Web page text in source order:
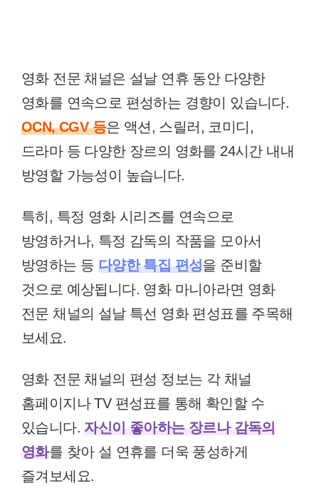
영화 전문 채널은 설날 연휴 동안 다양한
영화를 연속으로 편성하는 경향이 있습니다.
OCN, CGV 등은 액션, 스릴러, 코미디,
드라마 등 다양한 장르의 영화를 24시간 내내
방영할 가능성이 높습니다.
특히, 특정 영화 시리즈를 연속으로
방영하거나, 특정 감독의 작품을 모아서
방영하는 등 다양한 특집 편성을 준비할
것으로 예상됩니다. 영화 마니아라면 영화
전문 채널의 설날 특선 영화 편성표를 주목해
보세요.
영화 전문 채널의 편성 정보는 각 채널
홈페이지나 TV 편성표를 통해 확인할 수
있습니다.자신이 좋아하는 장르나 감독의
영화를 찾아 설 연휴를 더욱 풍성하게
즐겨보세요.